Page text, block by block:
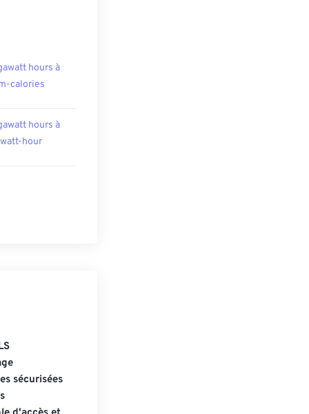
hours à
calories
hours à
hour
sécurisées